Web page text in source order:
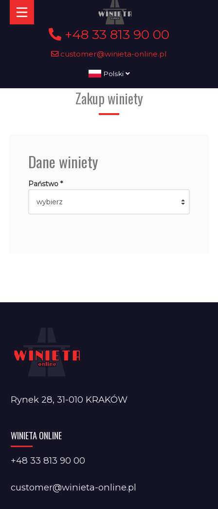
+48 33 813 90 00
customer@winieta-online.pl
Polski
Zakup winiety
Dane winiety
Państwo *
Rynek 28, 31-010 KRAKÓW
WINIETA ONLINE
+48 33 813 90 00
customer@winieta-online.pl